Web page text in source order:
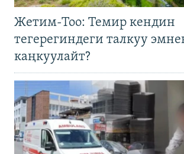
Жетим-Тоо: Темир кендин
тегерегиндеги талкуу
каңкуулайт?